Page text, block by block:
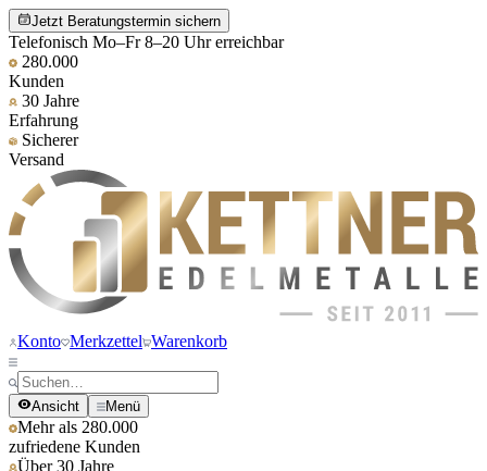
Jetzt Beratungstermin sichern
Telefonisch Mo–Fr 8–20 Uhr erreichbar
280.000
Kunden
30 Jahre
Erfahrung
Sicherer
Versand
Konto Merkzettel Warenkorb
Ansicht Menü
Mehr als 280.000
zufriedene Kunden
Über 30 Jahre